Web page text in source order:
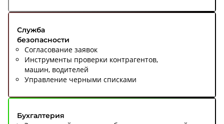
Служба
безопасности
Согласование заявок
Инструменты проверки контрагентов,
машин, водителей
Управление черными списками
Бухгалтерия